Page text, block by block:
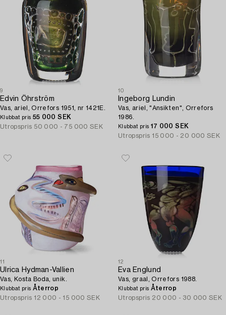
9
Edvin Öhrström
Vas, ariel, Orrefors 1951, nr 1421E.
Klubbat pris 55 000 SEK
Utropspris 50 000 - 75 000 SEK
10
Ingeborg Lundin
Vas, ariel, "Ansikten", Orrefors
1986.
Klubbat pris 17 000 SEK
Utropspris 15 000 - 20 000 SEK
11
Ulrica Hydman-Vallien
Vas, Kosta Boda, unik.
Klubbat pris Återrop
Utropspris 12 000 - 15 000 SEK
12
Eva Englund
Vas, graal, Orrefors 1988.
Klubbat pris Återrop
Utropspris 20 000 - 30 000 SEK